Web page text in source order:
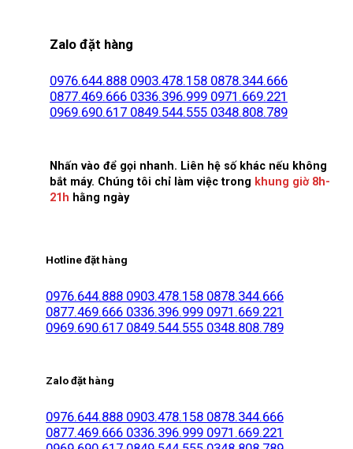
Zalo đặt hàng
0976.644.888 0903.478.158 0878.344.666
0877.469.666 0336.396.999 0971.669.221
0969.690.617 0849.544.555 0348.808.789
Nhấn vào để gọi nhanh. Liên hệ số khác nếu không
bắt máy. Chúng tôi chỉ làm việc trong khung giờ 8h-
21h hằng ngày
Hotline đặt hàng
0976.644.888 0903.478.158 0878.344.666
0877.469.666 0336.396.999 0971.669.221
0969.690.617 0849.544.555 0348.808.789
Zalo đặt hàng
0976.644.888 0903.478.158 0878.344.666
0877.469.666 0336.396.999 0971.669.221